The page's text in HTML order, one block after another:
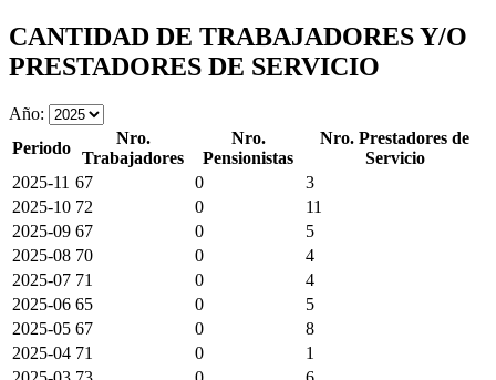
CANTIDAD DE TRABAJADORES Y/O
PRESTADORES DE SERVICIO
Año:
Periodo
Nro.
Trabajadores
Nro.
Pensionistas
Nro. Prestadores de
Servicio
2025-11 67 0
3
2025-10 72 0
11
2025-09 67 0
5
2025-08 70 0
4
2025-07 71 0
4
2025-06 65 0
5
2025-05 67 0
8
2025-04 71 0
1